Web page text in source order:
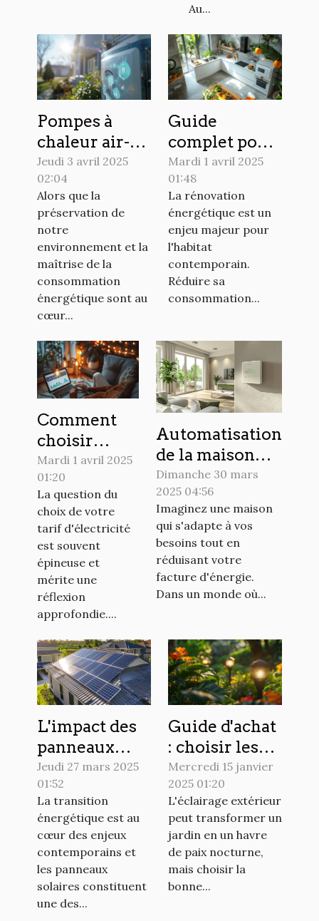
Au...
Pompes à
chaleur air-
eau avantages
et économies
potentielles
pour les
propriétaires
Jeudi 3 avril 2025
02:04
Alors que la
préservation de
notre
environnement et la
maîtrise de la
consommation
énergétique sont au
cœur...
Guide
complet pour
maîtriser
votre
rénovation
énergétique
Mardi 1 avril 2025
01:48
La rénovation
énergétique est un
enjeu majeur pour
l'habitat
contemporain.
Réduire sa
consommation...
Comment
choisir
entre tarif
fixe et tarif
indexé pour
votre
électricité
Mardi 1 avril 2025
01:20
La question du
choix de votre
tarif d'électricité
est souvent
épineuse et
mérite une
réflexion
approfondie....
Automatisation
de la maison
économies et
confort grâce
aux systèmes
domotiques
économes en
énergie
Dimanche 30 mars
2025 04:56
Imaginez une maison
qui s'adapte à vos
besoins tout en
réduisant votre
facture d'énergie.
Dans un monde où...
L'impact des
panneaux
solaires sur la
valeur
immobilière
des maisons
Jeudi 27 mars 2025
01:52
La transition
énergétique est au
cœur des enjeux
contemporains et
les panneaux
solaires constituent
une des...
Guide d'achat
: choisir les
meilleures
lampes
solaires pour
jardin
Mercredi 15 janvier
2025 01:20
L'éclairage extérieur
peut transformer un
jardin en un havre
de paix nocturne,
mais choisir la
bonne...